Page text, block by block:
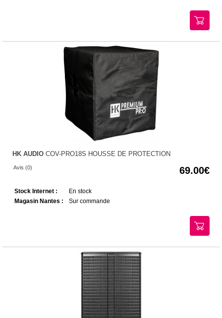
HK AUDIO COV-PRO18S HOUSSE DE PROTECTION
Avis (0) 69.00
Stock Internet :
En stock
Magasin Nantes :
Sur commande